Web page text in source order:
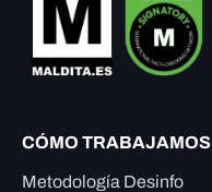
CÓMO TRABAJAMOS
Metodología Desinfo